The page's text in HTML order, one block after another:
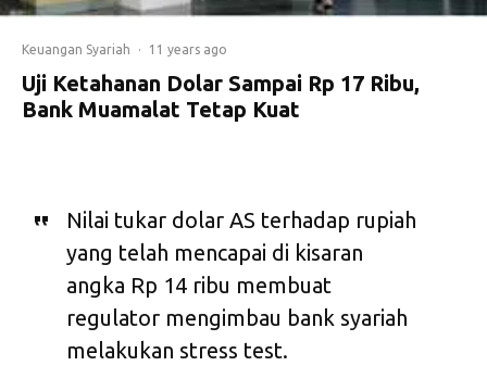
Keuangan Syariah · 11 years ago
Uji Ketahanan Dolar Sampai Rp 17 Ribu,
Bank Muamalat Tetap Kuat
Nilai tukar dolar AS terhadap rupiah
yang telah mencapai di kisaran
angka Rp 14 ribu membuat
regulator mengimbau bank syariah
melakukan stress test.